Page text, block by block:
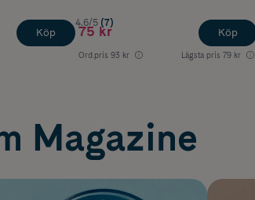
Köp
4.6/5 (7)
75 kr
Ord.pris 93 kr Lägsta pris 79 kr
Köp
Magazine